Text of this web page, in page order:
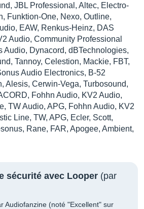
JBL Professional, Altec, Electro-
Funktion-One, Nexo, Outline,
EAW, Renkus-Heinz, DAS
Audio, Community Professional
Audio, Dynacord, dBTechnologies,
Tannoy, Celestion, Mackie, FBT,
Audio Electronics, B-52
Alesis, Cerwin-Vega, Turbosound,
Fohhn Audio, KV2 Audio,
TW Audio, APG, Fohhn Audio, KV2
Line, TW, APG, Ecler, Scott,
Rane, FAR, Apogee, Ambient,
sécurité avec Looper (par
Audiofanzine (noté "Excellent" sur